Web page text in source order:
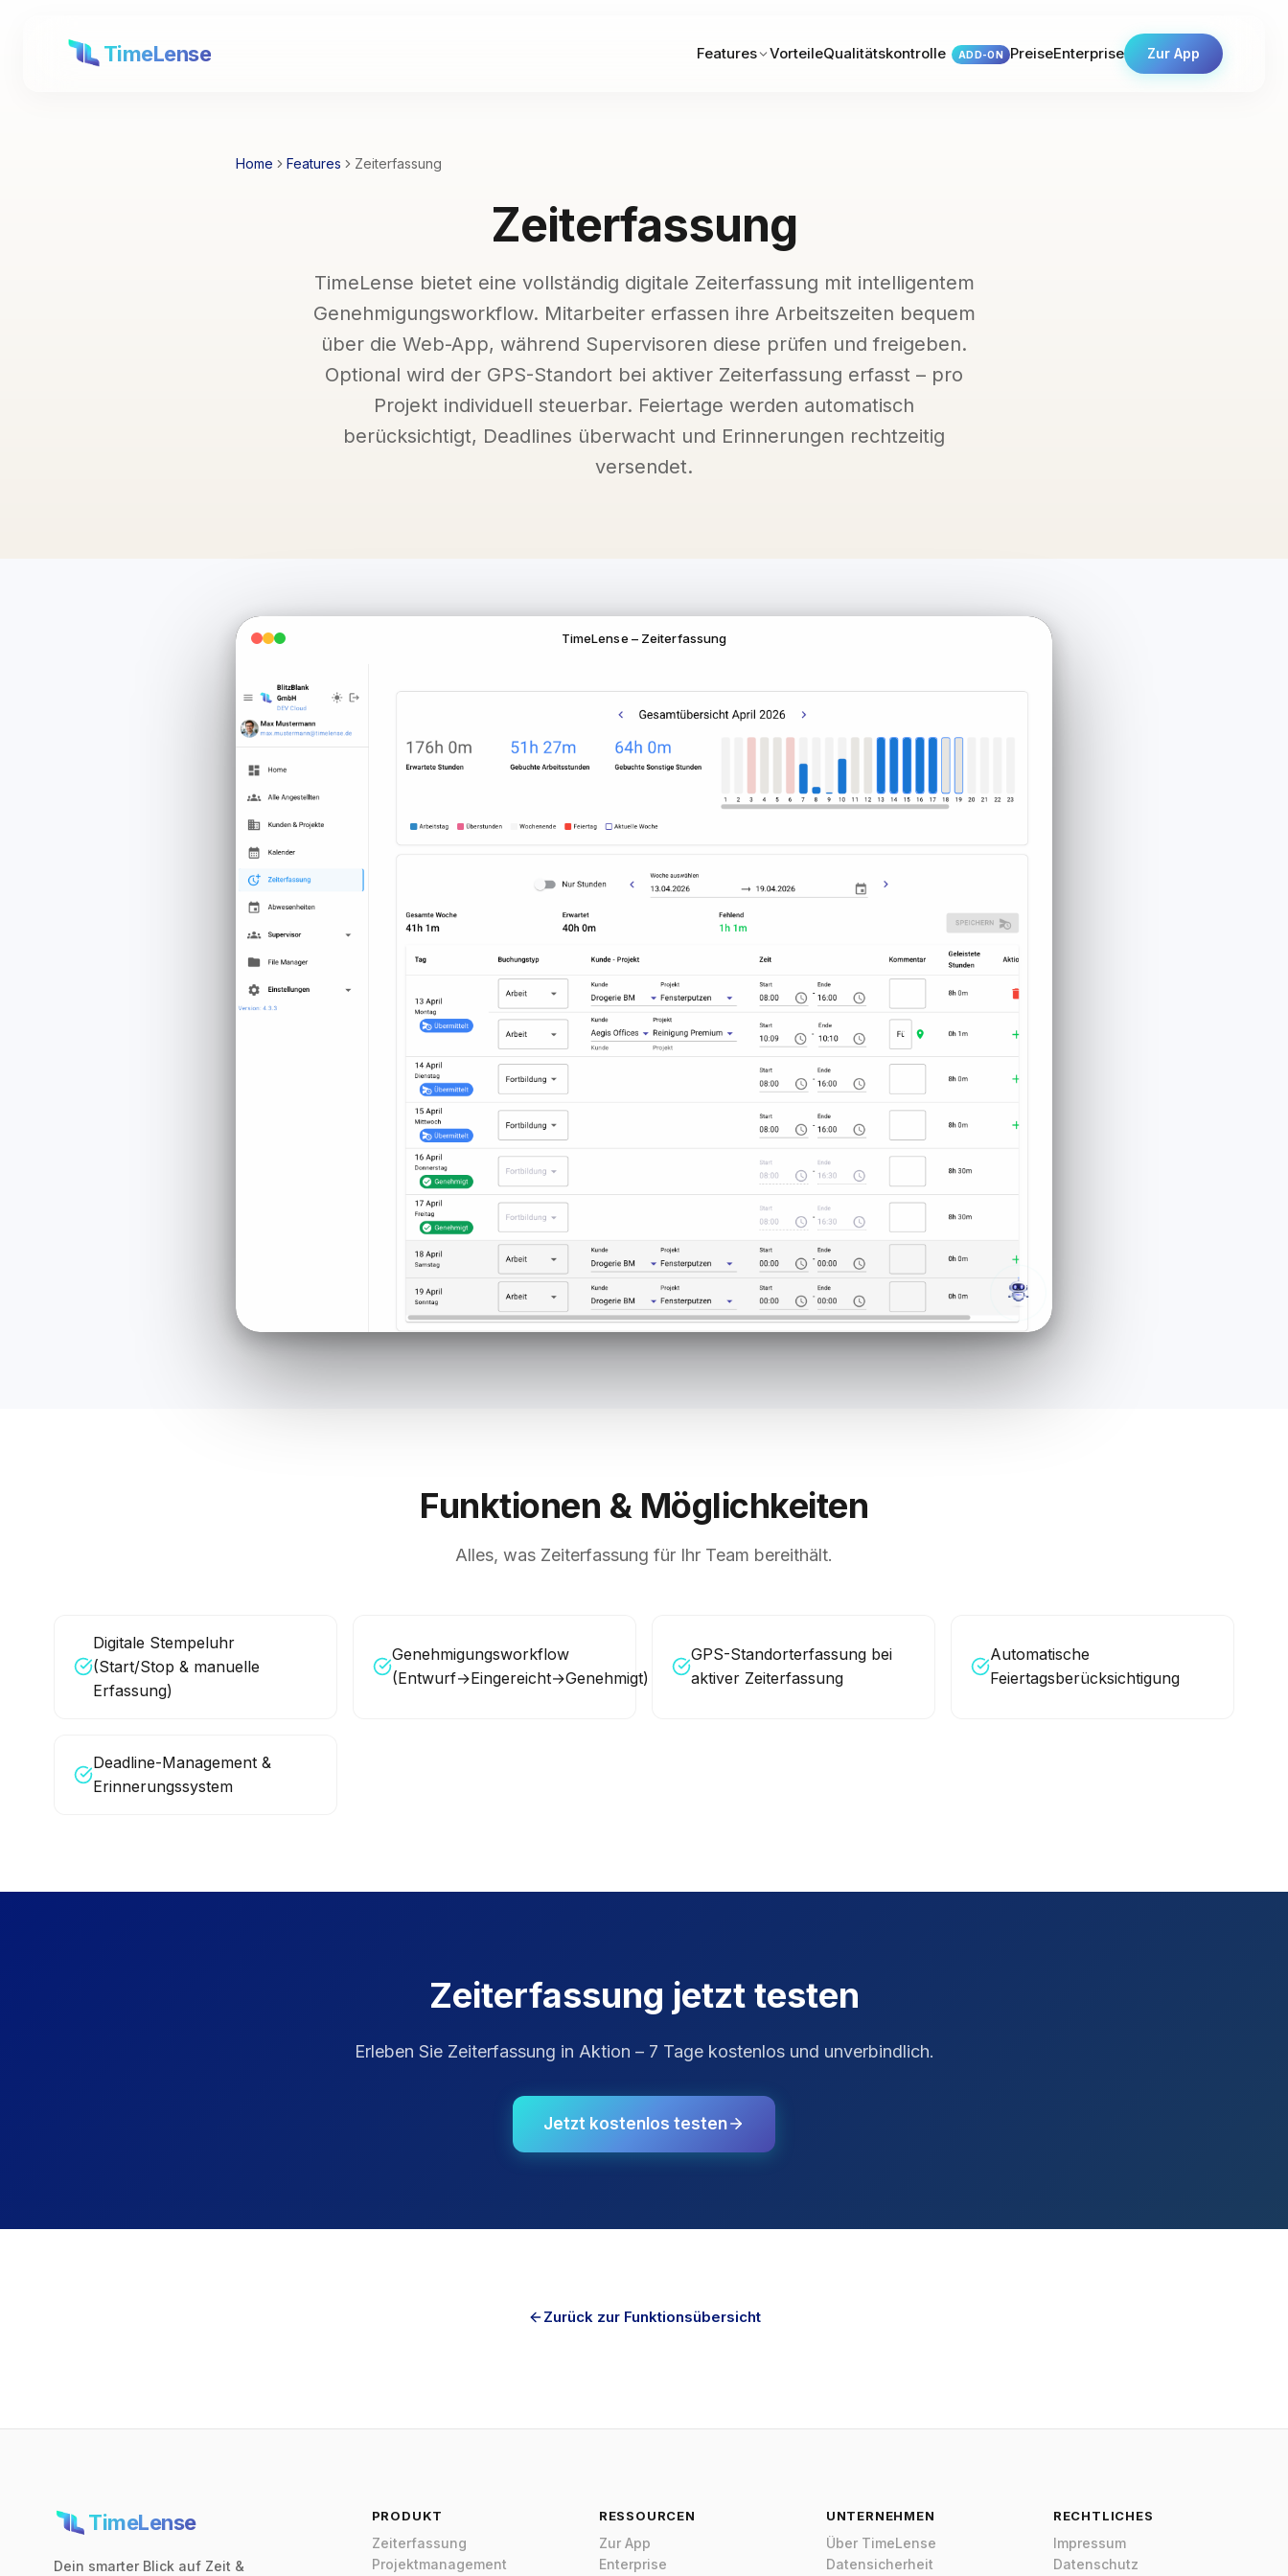
TimeLense Features VorteileQualitätskontrolle ADD-ON PreiseEnterprise Zur App
Home Features Zeiterfassung
Zeiterfassung
TimeLense bietet eine vollständig digitale Zeiterfassung mit intelligentem
Genehmigungsworkflow. Mitarbeiter erfassen ihre Arbeitszeiten bequem
über die Web-App, während Supervisoren diese prüfen und freigeben.
Optional wird der GPS-Standort bei aktiver Zeiterfassung erfasst – pro
Projekt individuell steuerbar. Feiertage werden automatisch
berücksichtigt, Deadlines überwacht und Erinnerungen rechtzeitig
versendet.
TimeLense – Zeiterfassung
Funktionen & Möglichkeiten
Alles, was Zeiterfassung für Ihr Team bereithält.
Digitale Stempeluhr
(Start/Stop & manuelle
Erfassung)
Genehmigungsworkflow
(Entwurf→Eingereicht→Genehmigt)
GPS-Standorterfassung bei
aktiver Zeiterfassung
Automatische
Feiertagsberücksichtigung
Deadline-Management &
Erinnerungssystem
Zeiterfassung jetzt testen
Erleben Sie Zeiterfassung in Aktion – 7 Tage kostenlos und unverbindlich.
Jetzt kostenlos testen
Zurück zur Funktionsübersicht
TimeLense
Dein smarter Blick auf Zeit &
PRODUKT
Zeiterfassung
Projektmanagement
RESSOURCEN
Zur App
Enterprise
UNTERNEHMEN
Über TimeLense
Datensicherheit
RECHTLICHES
Impressum
Datenschutz